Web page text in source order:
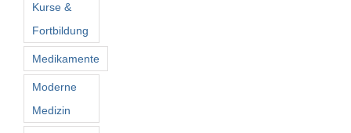
Kurse &
Fortbildung
Medikamente
Moderne
Medizin